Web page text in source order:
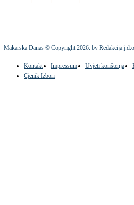
Makarska Danas © Copyright2026. by Redakcija
Kontakt Impressum Uvjeti korištenja
Cjenik Izbori